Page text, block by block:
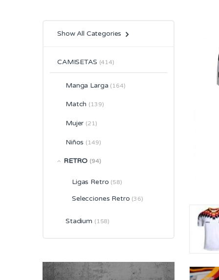
Show All Categories
CAMISETAS (414)
Manga Larga (164)
Match (139)
Mujer (21)
Niños (149)
RETRO (94)
Ligas Retro (58)
Selecciones Retro (36)
Stadium (158)